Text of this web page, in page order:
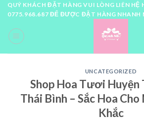
Skip
content
QUÝ KHÁCH ĐẶT HÀNG VUI LÒNG LIÊN HỆ
0775.968.687 ĐỂ ĐƯỢC ĐẶT HÀNG NHANH
UNCATEGORIZED
Shop Hoa Tươi Huyện
Thái Bình – Sắc Hoa
Khắc